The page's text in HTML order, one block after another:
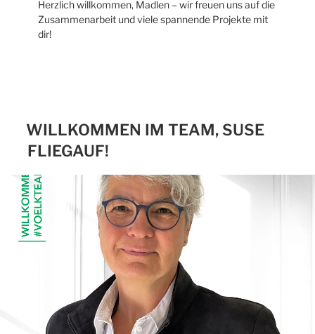
Herzlich willkommen, Madlen – wir freuen uns auf die
Zusammenarbeit und viele spannende Projekte mit
dir!
WILLKOMMEN IM TEAM, SUSE
FLIEGAUF!